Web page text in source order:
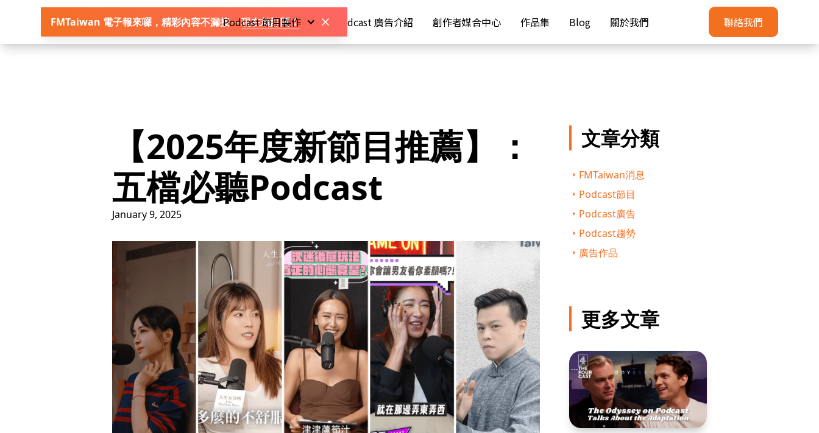
首頁 Podcast 節目製作 Podcast 廣告介紹 創作者媒合中心 作品集 Blog 關於我們 聯絡我們
FMTaiwan 電子報來囉，精彩內容不漏接 ─現在就訂閱！
【2025年度新節目推薦】：
五檔必聽Podcast
January 9, 2025
文章分類
FMTaiwan消息
Podcast節目
Podcast廣告
Podcast趨勢
廣告作品
更多文章